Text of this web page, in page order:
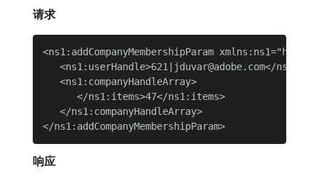
请求
<ns1:addCompanyMembershipParam
<ns1:userHandle>621|jduvar@adobe.com</
   <ns1:companyHandleArray>
      </ns1:items>47</ns1:items>
   </ns1:companyHandleArray>
响应